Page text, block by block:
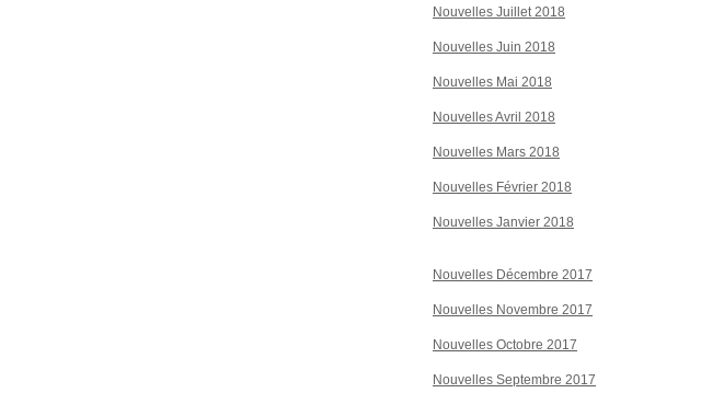
Nouvelles Juillet 2018
Nouvelles Juin 2018
Nouvelles Mai 2018
Nouvelles Avril 2018
Nouvelles Mars 2018
Nouvelles Février 2018
Nouvelles Janvier 2018
Nouvelles Décembre 2017
Nouvelles Novembre 2017
Nouvelles Octobre 2017
Nouvelles Septembre 2017